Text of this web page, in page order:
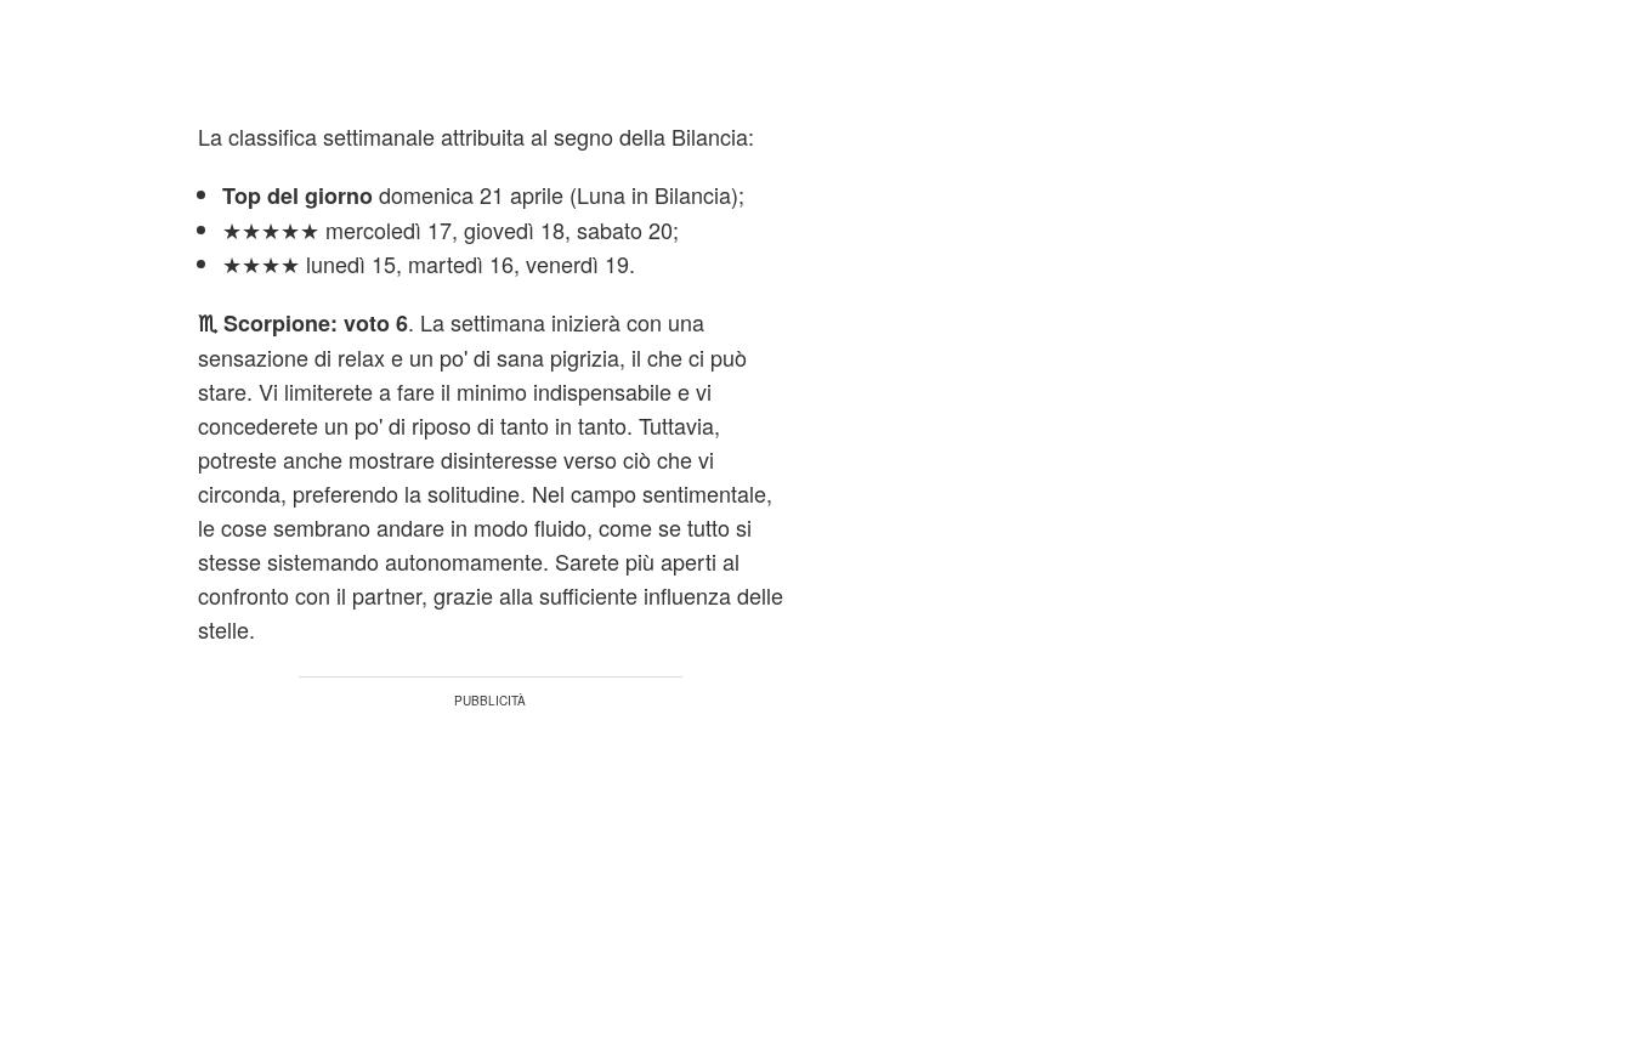
La classifica settimanale attribuita al segno della Bilancia:
Top del giornodomenica 21 aprile (Luna in Bilancia);
★★★★★ mercoledì 17, giovedì 18, sabato 20;
★★★★ lunedì 15, martedì 16, venerdì 19.
♏Scorpione: voto 6. La settimana inizierà con una
sensazione di relax e un po' di sana pigrizia, il che ci può
stare. Vi limiterete a fare il minimo indispensabile e vi
concederete un po' di riposo di tanto in tanto. Tuttavia,
potreste anche mostrare disinteresse verso ciò che vi
circonda, preferendo la solitudine. Nel campo sentimentale,
le cose sembrano andare in modo fluido, come se tutto si
stesse sistemando autonomamente. Sarete più aperti al
confronto con il partner, grazie alla sufficiente influenza delle
stelle.